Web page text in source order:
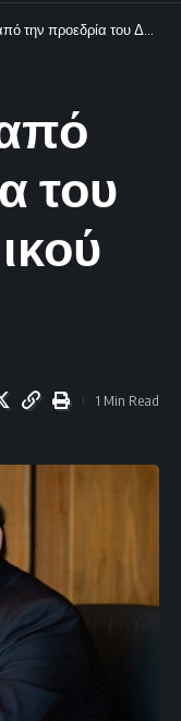
του Δημοσιονομικού Συμβουλίου
του
1 Min Read